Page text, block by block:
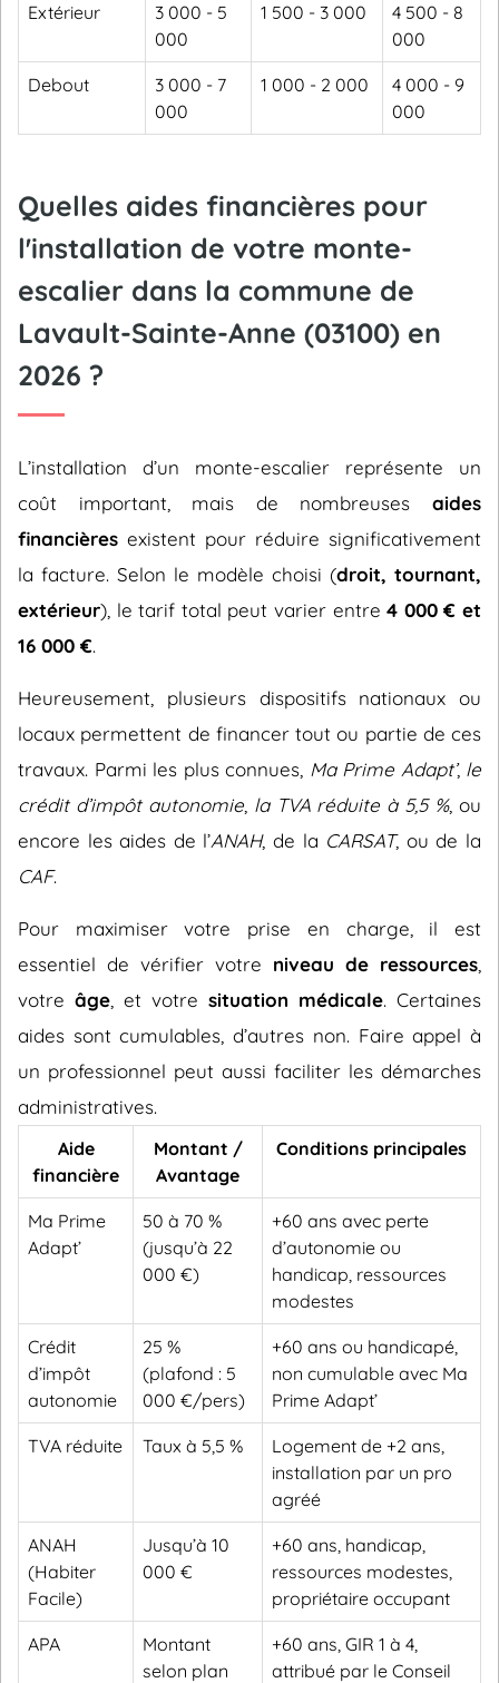
Extérieur
3 000 - 5
000
1 500 - 3 000
4 500 - 8
000
Debout
3 000 - 7
000
1 000 - 2 000
4 000 - 9
000
Quelles aides financières pour
l'installation de votre monte-
escalier dans la commune de
Lavault-Sainte-Anne (03100) en
2026 ?
L’installation d’un monte-escalier représente un
coût important, mais de nombreuses aides
financières existent pour réduire significativement
la facture. Selon le modèle choisi (droit, tournant,
extérieur), le tarif total peut varier entre4 000 € et
16 000 €.
Heureusement, plusieurs dispositifs nationaux ou
locaux permettent de financer tout ou partie de ces
travaux. Parmi les plus connues, Ma Prime Adapt’, le
crédit d’impôt autonomie, la TVA réduite à 5,5 %, ou
encore les aides de l’ANAH, de la CARSAT, ou de la
CAF.
Pour maximiser votre prise en charge, il est
essentiel de vérifier votre niveau de ressources
votre âge , et votre situation médicale. Certaines
aides sont cumulables, d’autres non. Faire appel à
un professionnel peut aussi faciliter les démarches
administratives.
Aide
financière
Montant /
Avantage
Conditions principales
Ma Prime
Adapt’
50 à 70 %
(jusqu’à 22
000 €)
+60 ans avec perte
d’autonomie ou
handicap, ressources
modestes
Crédit
d’impôt
autonomie
25 %
(plafond : 5
000 €/pers)
+60 ans ou handicapé,
non cumulable avec Ma
Prime Adapt’
TVA réduite Taux à 5,5 %
Logement de +2 ans,
installation par un pro
agréé
ANAH
(Habiter
Facile)
Jusqu’à 10
000 €
+60 ans, handicap,
ressources modestes,
propriétaire occupant
APA
Montant
selon plan
+60 ans, GIR 1 à 4,
attribué par le Conseil